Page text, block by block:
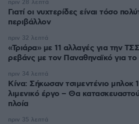
Γιατί οι νυχτερίδες είναι τόσο
περιβάλλον
πριν 28 λεπτά
«Τριάρα» με 11 αλλαγές για την
ρεβάνς με τον Παναθηναϊκό για
πριν 32 λεπτά
Κίνα: Σήκωσαν τσιμεντένιο μπλοκ
λιμενικό έργο – Θα
πλοία
πριν 34 λεπτά
πριν 35 λεπτά